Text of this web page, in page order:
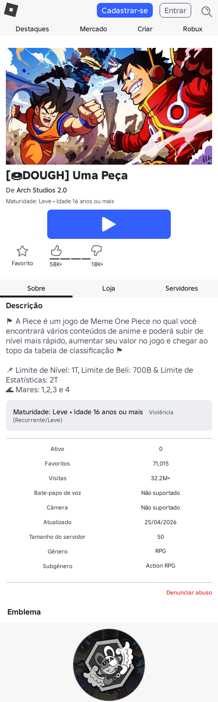
Destaques Mercado Criar Robux
Cadastrar-se Entrar
[🍩DOUGH] Uma Peça
De Arch Studios 2.0
Maturidade: Leve • Idade 16 anos ou mais
Favorito 58K+ 18K+
Sobre Loja Servidores
Descrição
🏴 A Piece é um jogo de Meme One Piece no qual você
encontrará vários conteúdos de anime e poderá subir de
nível mais rápido, aumentar seu valor no jogo e chegar ao
topo da tabela de classificação 🏴
📌 Limite de Nível: 1T, Limite de Beli: 700B & Limite de
Estatísticas: 2T
🌊 Mares: 1,2,3 e 4
Maturidade: Leve • Idade 16 anos ou mais
Violência
(Recorrente/Leve)
Ativo
0
Favoritos
71,015
Visitas
32.2M+
Bate-papo de voz
Não suportado
Câmera
Não suportado
Atualizado
25/04/2026
Tamanho do servidor
50
Gênero
RPG
Subgênero Action RPG
Denunciar abuso
Emblema